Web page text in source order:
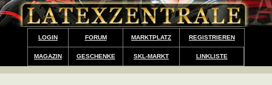
LOGIN FORUM MARKTPLATZ REGISTRIEREN
MAGAZIN GESCHENKE SKL-MARKT LINKLISTE